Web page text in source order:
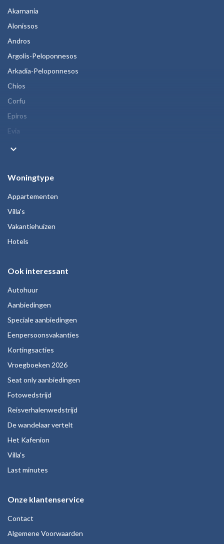
Akarnania
Alonissos
Andros
Argolis-Peloponnesos
Arkadia-Peloponnesos
Chios
Corfu
Epiros
Evia
keyboard_arrow_down
Woningtype
Appartementen
Villa's
Vakantiehuizen
Hotels
Ook interessant
Autohuur
Aanbiedingen
Speciale aanbiedingen
Eenpersoonsvakanties
Kortingsacties
Vroegboeken 2026
Seat only aanbiedingen
Fotowedstrijd
Reisverhalenwedstrijd
De wandelaar vertelt
Het Kafenion
Villa's
Last minutes
Onze klantenservice
Contact
Algemene Voorwaarden